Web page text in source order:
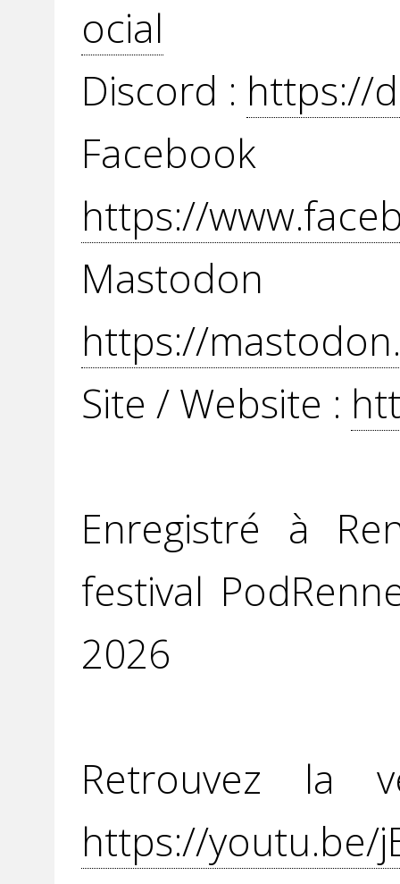
ocial
Discord : https://
https://
https://
Site / Website :
Enregistré à
festival
2026
Retrouvez la
https://youtu.be/